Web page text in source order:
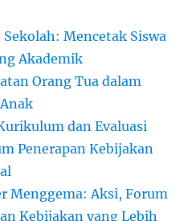
Mencetak Siswa
Akademik
Orang Tua dalam
dan Evaluasi
Penerapan Kebijakan
Menggema: Aksi, Forum
Kebijakan yang Lebih